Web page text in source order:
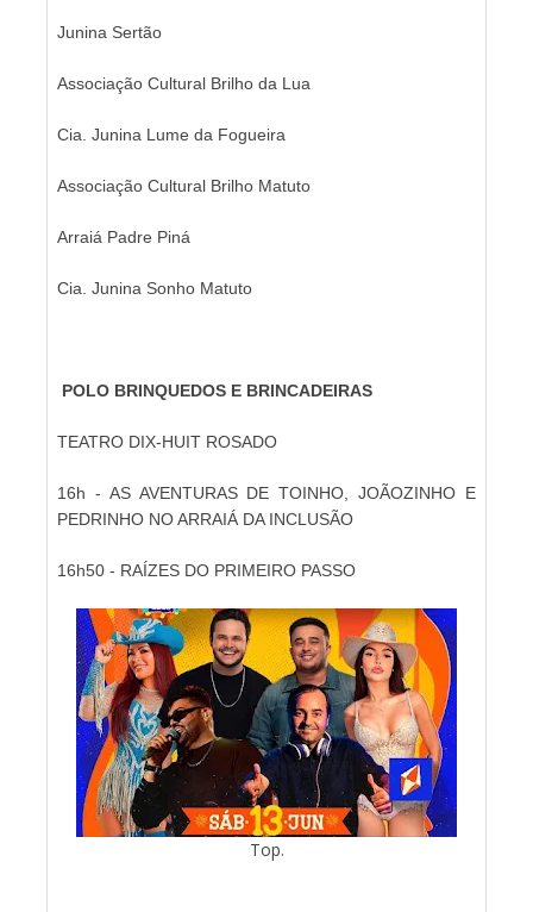
Junina Sertão
Associação Cultural Brilho da Lua
Cia. Junina Lume da Fogueira
Associação Cultural Brilho Matuto
Arraiá Padre Piná
Cia. Junina Sonho Matuto
POLO BRINQUEDOS E BRINCADEIRAS
TEATRO DIX-HUIT ROSADO
16h - AS AVENTURAS DE TOINHO, JOÃOZINHO E
PEDRINHO NO ARRAIÁ DA INCLUSÃO
16h50 - RAÍZES DO PRIMEIRO PASSO
Top.